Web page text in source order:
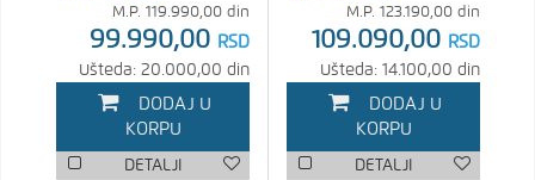
M.P. 119.990,00 din
99.990,00 RSD
Ušteda: 20.000,00 din
DODAJ U
KORPU
DETALJI
M.P. 123.190,00 din
109.090,00 RSD
Ušteda: 14.100,00 din
DODAJ U
KORPU
DETALJI